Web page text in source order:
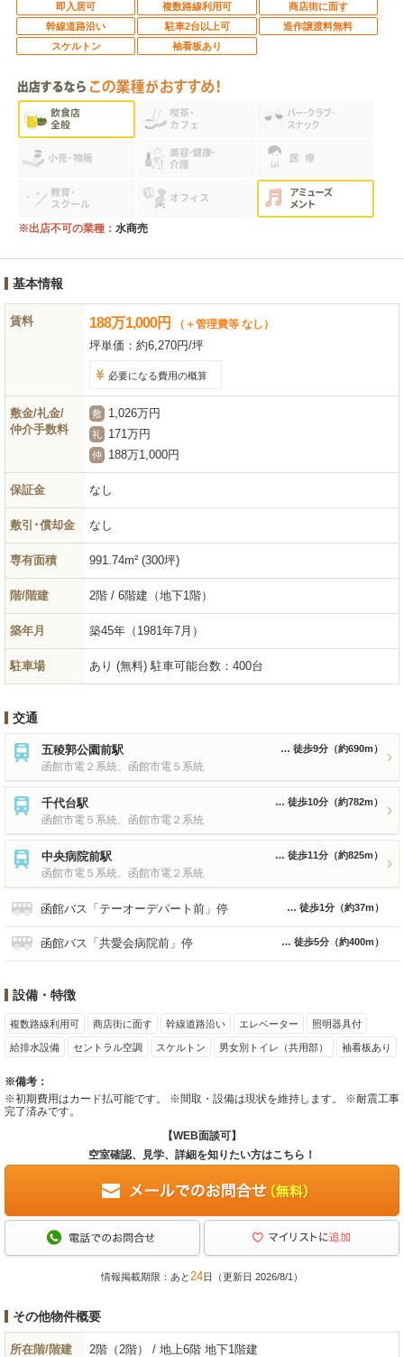
即入居可 複数路線利用可
商店街に面す
幹線道路沿い
駐車2台以上可
造作譲渡料無料
スケルトン
袖看板あり
※出店不可の業種： 水商売
基本情報
賃料 188万1,000円 （＋管理費等 なし）
坪単価： 約6,270円/坪
必要になる費用の概算
敷金/礼金/
仲介手数料
敷 1,026万円
礼 171万円
仲 188万1,000円
保証金 なし
敷引･償却金 なし
専有面積 991.74m² (300坪)
階/階建 2階 / 6階建（地下1階）
築年月 築45年 （1981年7月）
駐車場 あり (無料) 駐車可能台数：400台
交通
五稜郭公園前駅
函館市電２系統、函館市電５系統
徒歩9分 （約690m）
千代台駅
函館市電５系統、函館市電２系統
徒歩10分 （約782m）
中央病院前駅
函館市電５系統、函館市電２系統
徒歩11分 （約825m）
函館バス「テーオーデパート前」停 徒歩1分 （約37m）
函館バス「共愛会病院前」停 徒歩5分 （約400m）
設備・特徴
複数路線利用可 商店街に面す 幹線道路沿い エレベーター 照明器具付
給排水設備 セントラル空調 スケルトン 男女別トイレ（共用部） 袖看板あり
※備考：
※初期費用はカード払可能です。 ※間取・設備は現状を維持します。 ※耐震工事
完了済みです。
【WEB面談可】
空室確認、見学、詳細を知りたい方はこちら！
情報掲載期限：あと24日（更新日 2026/8/1）
その他物件概要
所在階/階建 2階（2階） / 地上6階 地下1階建